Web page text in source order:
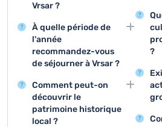
Vrsar ?
Vrsar offre des sites
remarquables comme
l'ancien village médiéval
perché et le port
pittoresque. Le site
archéologique et l'église
Saint-Martin sont
également des
attractions touristiques
À quelle période de
l'année
recommandez-vous
de séjourner à Vrsar ?
La période idéale pour
visiter Vrsar se situe
entre juin et septembre,
avec des températures
Comment peut-on
découvrir le
patrimoine historique
local ?
de
?